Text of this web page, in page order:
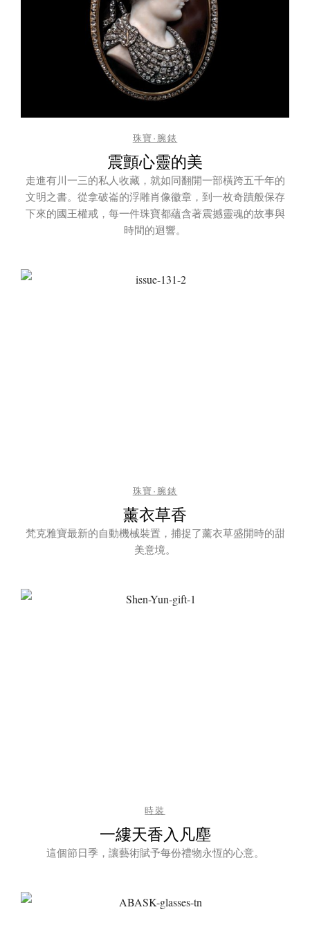
珠寶·腕錶
震顫心靈的美
走進有川一三的私人收藏，就如同翻開一部橫跨五千年的
文明之書。從拿破崙的浮雕肖像徽章，到一枚奇蹟般保存
下來的國王權戒，每一件珠寶都蘊含著震撼靈魂的故事與
時間的迴響。
珠寶·腕錶
薰衣草香
梵克雅寶最新的自動機械裝置，捕捉了薰衣草盛開時的甜
美意境。
時裝
一縷天香入凡塵
這個節日季，讓藝術賦予每份禮物永恆的心意。